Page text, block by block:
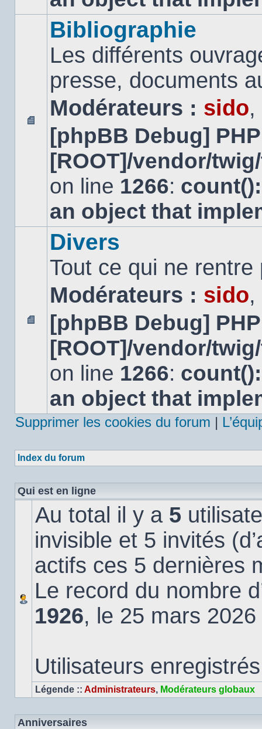
Aucun
message
non
Bibliographie
Les différents
presse, documents
Modérateurs : sido,
[phpBB Debug]
[ROOT]/vendor/
on line 1266:
an object that
Aucun
message
non
Divers
Tout ce qui ne
Modérateurs : sido,
[phpBB Debug]
[ROOT]/vendor/
on line 1266:
an object that
Supprimer les cookies du forum |
Index du forum
Qui est en ligne
Au total il y a 5
invisible et 5 invités
actifs ces 5 dernières
Le record du nombre
1926, le 25 mars 2026
Utilisateurs
Légende :: Administrateurs, Modérateurs globaux
Anniversaires